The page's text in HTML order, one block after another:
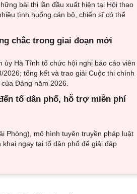
bài thi lần đầu xuất hiện tại Hội thao
tình huống cán bộ, chiến sĩ có thể
chắc trong giai đoạn mới
ủy Hà Tĩnh tổ chức hội nghị báo cáo viên
tổng kết và trao giải Cuộc thi chính
Đảng năm 2026.
tổ dân phố, hỗ trợ miễn phí
Phòng), mô hình tuyên truyền pháp luật
ngay tại tổ dân phố để giải đáp